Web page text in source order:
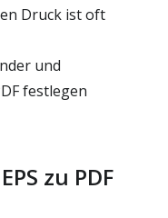
Druck ist oft
und
festlegen
zu PDF